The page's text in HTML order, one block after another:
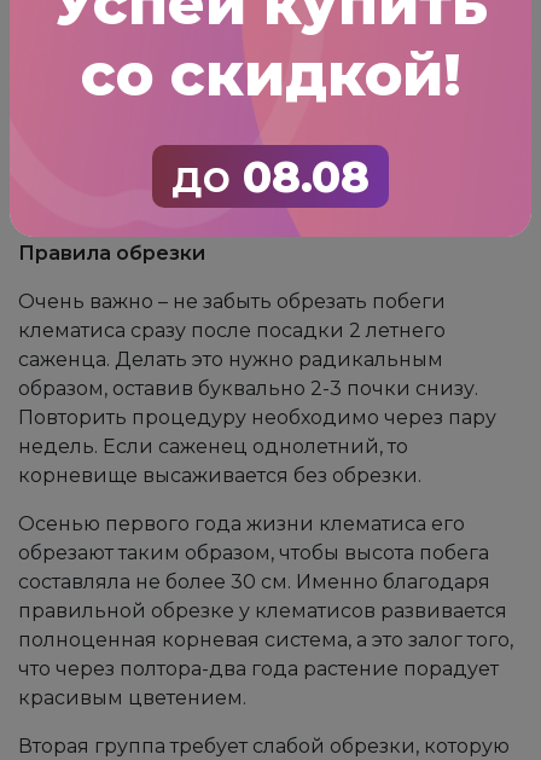
со скидкой!
до 08.08
В период созревания бутонов кусты клематисов
подкармливают удобрениями с содержанием
калия, а после цветения вносят подкормки с
содержанием фосфора. Нередко садоводы
используют специализированные удобрения
для цветущих кустарников, какие как Покон или
Правила обрезки
Очень важно – не забыть обрезать побеги
клематиса сразу после посадки 2 летнего
саженца. Делать это нужно радикальным
образом, оставив буквально 2-3 почки снизу.
Повторить процедуру необходимо через пару
недель. Если саженец однолетний, то
корневище высаживается без обрезки.
Осенью первого года жизни клематиса его
обрезают таким образом, чтобы высота побега
составляла не более 30 см. Именно благодаря
правильной обрезке у клематисов развивается
полноценная корневая система, а это залог того,
что через полтора-два года растение порадует
красивым цветением.
Вторая группа требует слабой обрезки, которую